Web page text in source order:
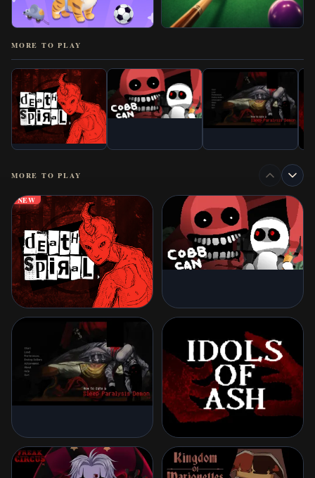
MORE TO PLAY
MORE TO PLAY
NEW